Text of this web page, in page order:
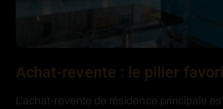
Achat-revente : le pilier
L’achat-revente de résidence principale